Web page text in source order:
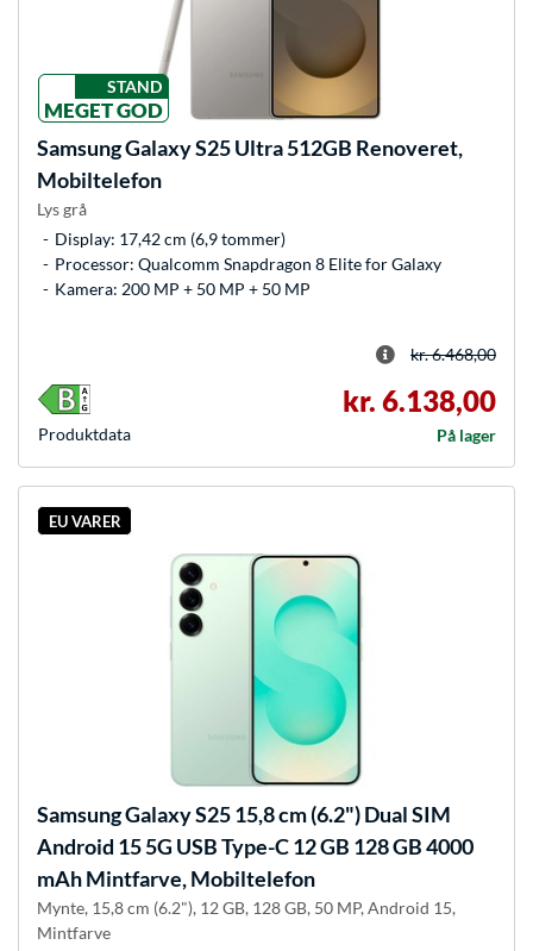
STAND
MEGET GOD
SamsungGalaxy S25 Ultra 512GB Renoveret,
Mobiltelefon
Lys grå
Display: 17,42 cm (6,9 tommer)
Processor: Qualcomm Snapdragon 8 Elite for Galaxy
Kamera: 200 MP + 50 MP + 50 MP
kr. 6.468,00
kr. 6.138,00
På lager
Produkt­data
EU VARER
SamsungGalaxy S25 15,8 cm (6.2") Dual SIM
Android 15 5G USB Type-C 12 GB 128 GB 4000
mAh Mintfarve, Mobiltelefon
Mynte, 15,8 cm (6.2"), 12 GB, 128 GB, 50 MP, Android 15,
Mintfarve